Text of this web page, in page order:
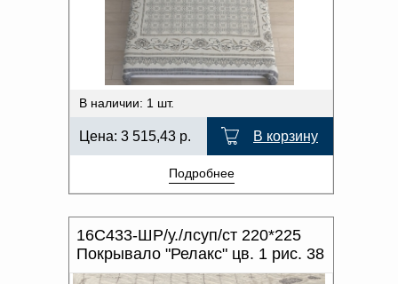
Документы по работе с
персональными данными
Письмо руководителю
Новости | Статьи
ХАРАКТЕР РИСУНКА
ОТТЕНОК ЦВЕТА
В наличии: 1 шт.
Цена: 3 515,43 р. В корзину
Подробнее
16С433-ШР/у./лсуп/ст 220*225
Покрывало "Релакс" цв. 1 рис. 38
в
корзину